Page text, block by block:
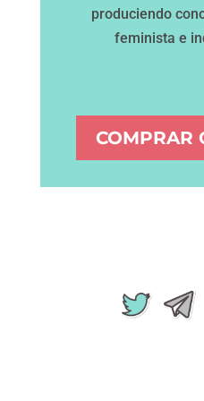
produciendo
feminista e
COMPRAR